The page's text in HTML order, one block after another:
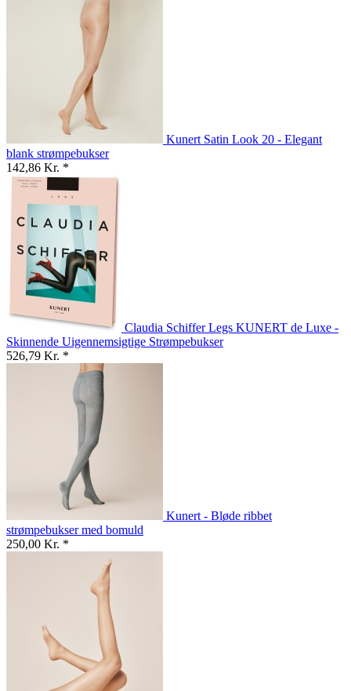
Kunert Satin Look 20 - Elegant
blank strømpebukser
142,86 Kr. *
Claudia Schiffer Legs KUNERT de Luxe -
Skinnende Uigennemsigtige Strømpebukser
526,79 Kr. *
Kunert - Bløde ribbet
strømpebukser med bomuld
250,00 Kr. *